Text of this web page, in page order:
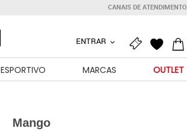
CANAIS DE ATENDIMENTO
ENTRAR
ESPORTIVO MARCAS OUTLET
Mango